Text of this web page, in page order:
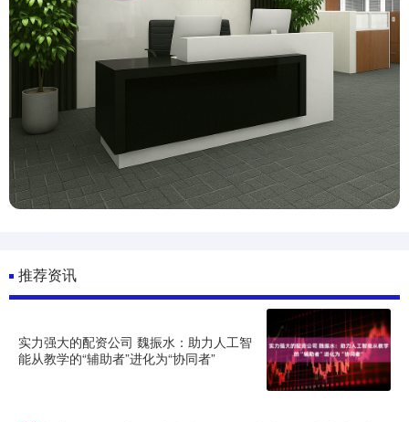
推荐资讯
实力强大的配资公司 魏振水：助力人工智
能从教学的“辅助者”进化为“协同者”